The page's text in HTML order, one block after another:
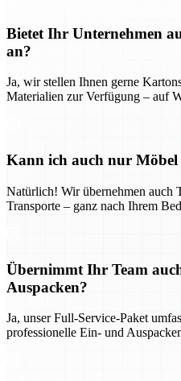
Bietet Ihr Unternehmen
an?
Ja, wir stellen Ihnen gerne
Materialien zur Verfügung – auf
Kann ich auch nur Möbel
Natürlich! Wir übernehmen auch
Transporte – ganz nach Ihrem
Übernimmt Ihr Team
Auspacken?
Ja, unser Full-Service-Paket
professionelle Ein- und